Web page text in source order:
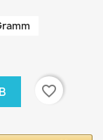
favorite_border